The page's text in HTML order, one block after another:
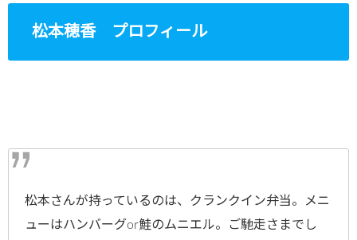
松本穂香 プロフィール
松本さんが持っているのは、クランクイン弁当。メニ
ューはハンバーグor鮭のムニエル。ご馳走さまでし